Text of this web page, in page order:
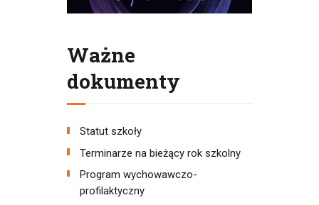
Ważne
dokumenty
Statut szkoły
Terminarze na bieżący rok szkolny
Program wychowawczo-
profilaktyczny